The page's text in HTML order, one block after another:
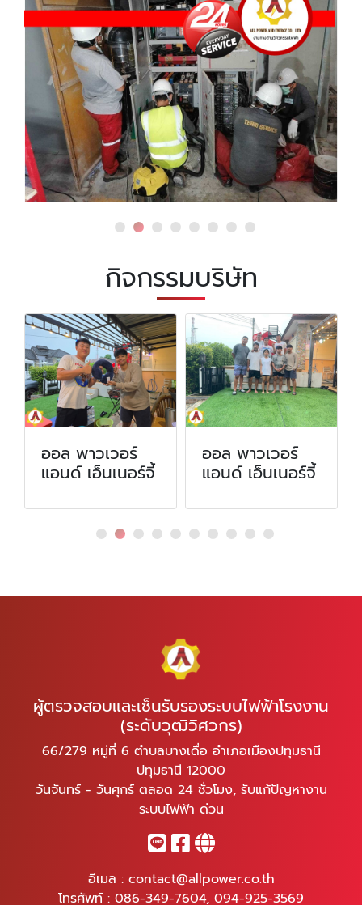
กิจกรรมบริษัท
ออล พาวเวอร์
แอนด์ เอ็นเนอร์จี้
ออล พาวเวอร์
แอนด์ เอ็นเนอร์จี้
ผู้ตรวจสอบและเซ็นรับรองระบบไฟฟ้าโรงงาน
(ระดับวุฒิวิศวกร)
66/279 หมู่ที่ 6 ตำบลบางเดื่อ อำเภอเมืองปทุมธานี
ปทุมธานี 12000
วันจันทร์ - วันศุกร์ ตลอด 24 ชั่วโมง, รับแก้ปัญหางาน
ระบบไฟฟ้า ด่วน
อีเมล : contact@allpower.co.th
โทรศัพท์ : 086-349-7604, 094-925-3569